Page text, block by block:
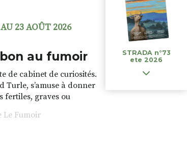
23 AOÛT 2026
au fumoir
de cabinet de curiosités.
Turle, s’amuse à donner
fertiles, graves ou
Des oeuvres
les histoires un peu
Le Fumoir
STRADA n°73
ete 2026